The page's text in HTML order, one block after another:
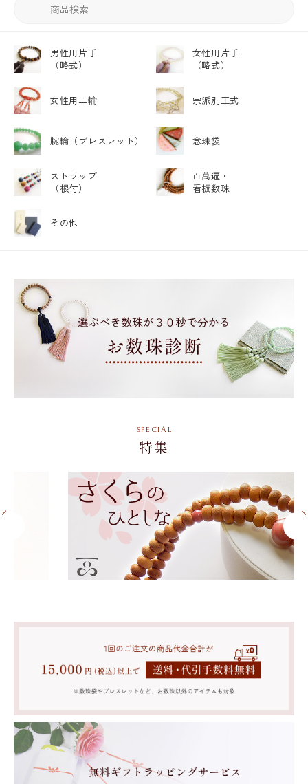
男性用片手
（略式）
女性用片手
（略式）
女性用二輪 宗派別正式
腕輪 （ブレスレット） 念珠袋
ストラップ
（根付）
百萬遍・
看板数珠
その他
特集